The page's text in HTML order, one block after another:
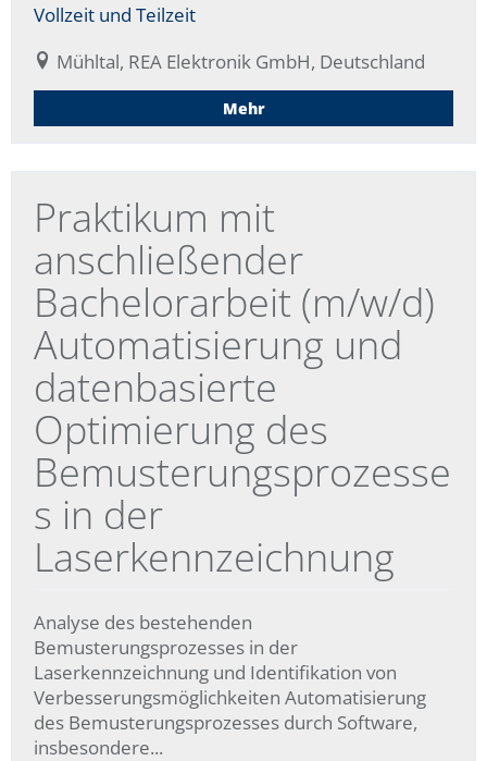
Vollzeit und Teilzeit
Mühltal, REA Elektronik GmbH, Deutschland
Mehr
Praktikum mit
anschließender
Bachelorarbeit (m/w/d)
Automatisierung und
datenbasierte
Optimierung des
Bemusterungsprozesse
s in der
Laserkennzeichnung
Analyse des bestehenden
Bemusterungsprozesses in der
Laserkennzeichnung und Identifikation von
Verbesserungsmöglichkeiten Automatisierung
des Bemusterungsprozesses durch Software,
insbesondere...